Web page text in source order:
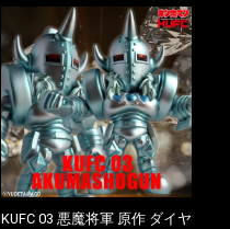
KUFC 03 悪魔将軍 原作 ダイヤ